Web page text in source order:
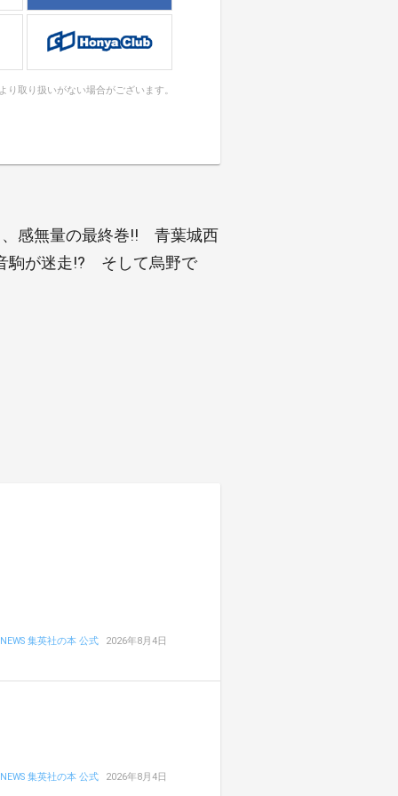
り取り扱いがない場合がございます。
、感無量の最終巻!! 青葉城西
駒が迷走!? そして烏野で
NEWS 集英社の本 公式 2026年8月4日
NEWS 集英社の本 公式 2026年8月4日